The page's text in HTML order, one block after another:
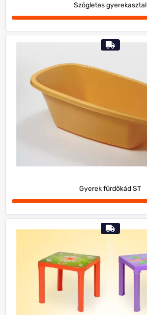
Szögletes gyerekasztal
Gyerek fürdőkád ST